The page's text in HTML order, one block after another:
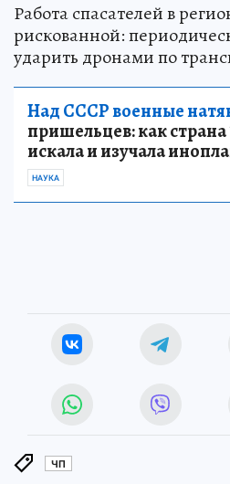
Работа спасателей в
рискованной:
ударить дронами по
Над СССР военные
пришельцев: как страна
искала и изучала
НАУКА
ЧП